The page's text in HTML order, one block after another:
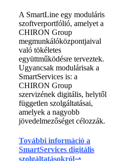
A SmartLine egy moduláris
szoftverportfólió, amelyet a
CHIRON Group
megmunkálóközpontjaival
való tökéletes
együttműködésre terveztek.
Ugyancsak modulárisak a
SmartServices is: a
CHIRON Group
szervizének digitális, helytől
független szolgáltatásai,
amelyek a nagyobb
jövedelmezőséget célozzák.
További információ a
SmartServices digitális
szolgáltatásokról⇀